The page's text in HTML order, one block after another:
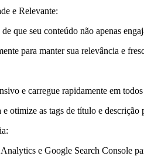
e Relevante:
que seu conteúdo não apenas
para manter sua relevância e
e carregue rapidamente em
otimize as tags de título e descrição
e Google Search Console